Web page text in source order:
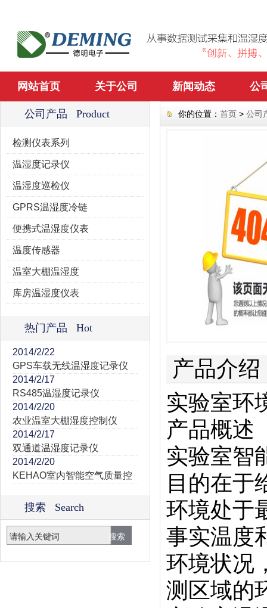
网站首页 关于公司 新闻动态 公
公司产品 Product
检测仪表系列
温湿度记录仪
温湿度巡检仪
GPRS温湿度冷链
便携式温湿度仪表
温度传感器
温室大棚温湿度
库房温湿度仪表
热门产品 Hot
2014/2/22
GPS车载无线温湿度记录仪
2014/2/17
RS485温湿度记录仪
2014/2/20
农业温室大棚湿度控制仪
2014/2/17
双通道温湿度记录仪
2014/2/20
KEHAO室内智能空气质量控
搜索 Search
你的位置： 首页 > 公司
产品介绍
实验室环
产品概述
实验室智
目的在于
环境处于
事实温度
环境状况
测区域的